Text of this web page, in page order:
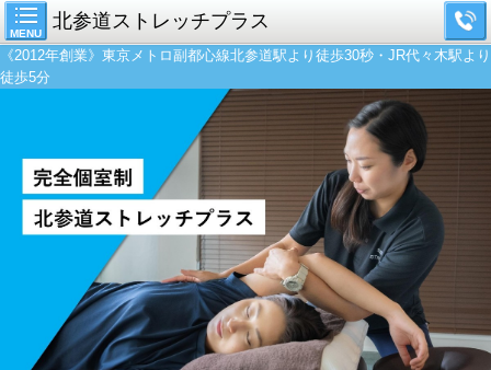
MENU
北参道ストレッチプラス
《2012年創業》東京メトロ副都心線北参道駅より徒歩30秒・JR代々木駅より
徒歩5分